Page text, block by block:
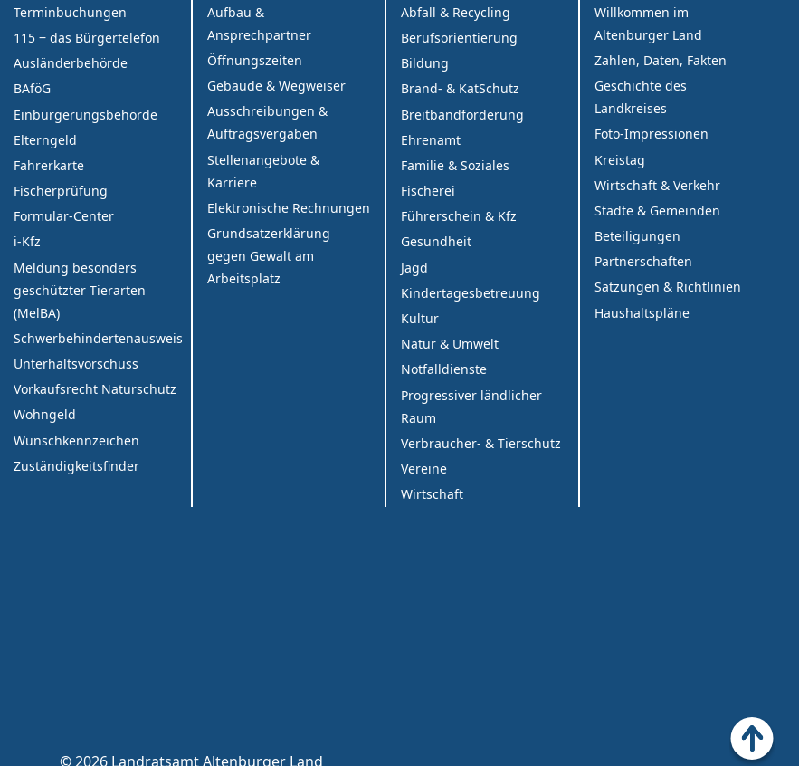
Terminbuchungen
115 ‒ das Bürgertelefon
Ausländerbehörde
BAföG
Einbürgerungsbehörde
Elterngeld
Fahrerkarte
Fischerprüfung
Formular-Center
i-Kfz
Meldung besonders
geschützter Tierarten
(MelBA)
Schwerbehindertenausweis
Unterhaltsvorschuss
Vorkaufsrecht Naturschutz
Wohngeld
Wunschkennzeichen
Zuständigkeitsfinder
Aufbau &
Ansprechpartner
Öffnungszeiten
Gebäude & Wegweiser
Ausschreibungen &
Auftragsvergaben
Stellenangebote &
Karriere
Elektronische Rechnungen
Grundsatzerklärung
gegen Gewalt am
Arbeitsplatz
Abfall & Recycling
Berufsorientierung
Bildung
Brand- & KatSchutz
Breitbandförderung
Ehrenamt
Familie & Soziales
Fischerei
Führerschein & Kfz
Gesundheit
Jagd
Kindertagesbetreuung
Kultur
Natur & Umwelt
Notfalldienste
Progressiver ländlicher
Raum
Verbraucher- & Tierschutz
Vereine
Wirtschaft
Willkommen im
Altenburger Land
Zahlen, Daten, Fakten
Geschichte des
Landkreises
Foto-Impressionen
Kreistag
Wirtschaft & Verkehr
Städte & Gemeinden
Beteiligungen
Partnerschaften
Satzungen & Richtlinien
Haushaltspläne
© 2026 Landratsamt Altenburger Land